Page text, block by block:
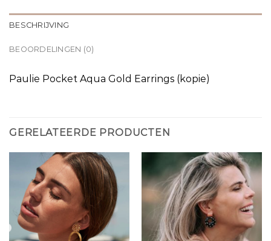
BESCHRIJVING
BEOORDELINGEN (0)
Paulie Pocket Aqua Gold Earrings (kopie)
GERELATEERDE PRODUCTEN